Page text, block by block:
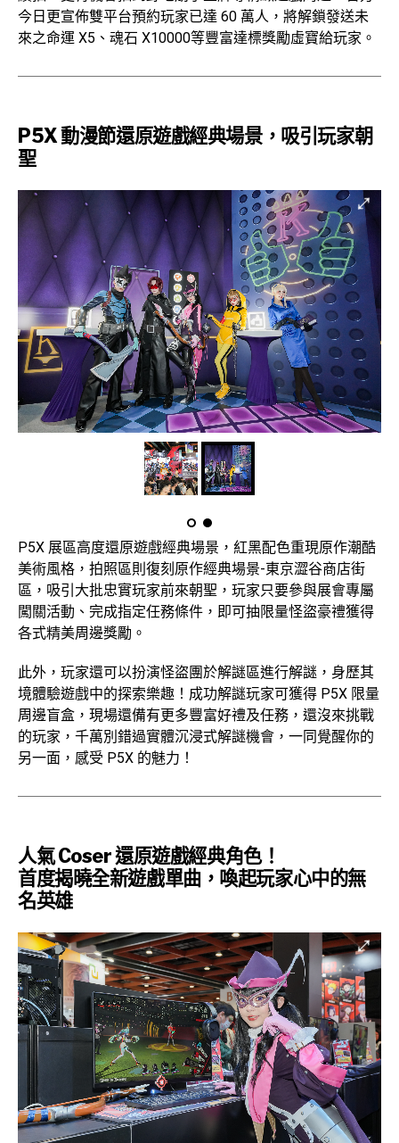
今日更宣佈雙平台預約玩家已達 60 萬人，將解鎖發送未
來之命運 X5、魂石 X10000等豐富達標獎勵虛寶給玩家。
P5X 動漫節還原遊戲經典場景，吸引玩家朝
聖
P5X 展區高度還原遊戲經典場景，紅黑配色重現原作潮酷
美術風格，拍照區則復刻原作經典場景-東京澀谷商店街
區，吸引大批忠實玩家前來朝聖，玩家只要參與展會專屬
闖關活動、完成指定任務條件，即可抽限量怪盜豪禮獲得
各式精美周邊獎勵。
此外，玩家還可以扮演怪盜團於解謎區進行解謎，身歷其
境體驗遊戲中的探索樂趣！成功解謎玩家可獲得 P5X 限量
周邊盲盒，現場還備有更多豐富好禮及任務，還沒來挑戰
的玩家，千萬別錯過實體沉浸式解謎機會，一同覺醒你的
另一面，感受 P5X 的魅力！
人氣 Coser 還原遊戲經典角色！
首度揭曉全新遊戲單曲，喚起玩家心中的無
名英雄